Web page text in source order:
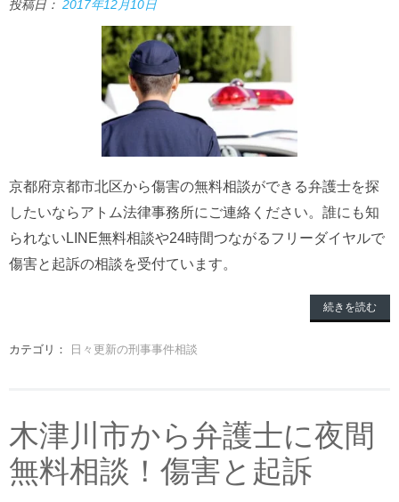
投稿日： 2017年12月10日
京都府京都市北区から傷害の無料相談ができる弁護士を探
したいならアトム法律事務所にご連絡ください。誰にも知
られないLINE無料相談や24時間つながるフリーダイヤルで
傷害と起訴の相談を受付ています。
続きを読む
カテゴリ： 日々更新の刑事事件相談
木津川市から弁護士に夜間
無料相談！傷害と起訴